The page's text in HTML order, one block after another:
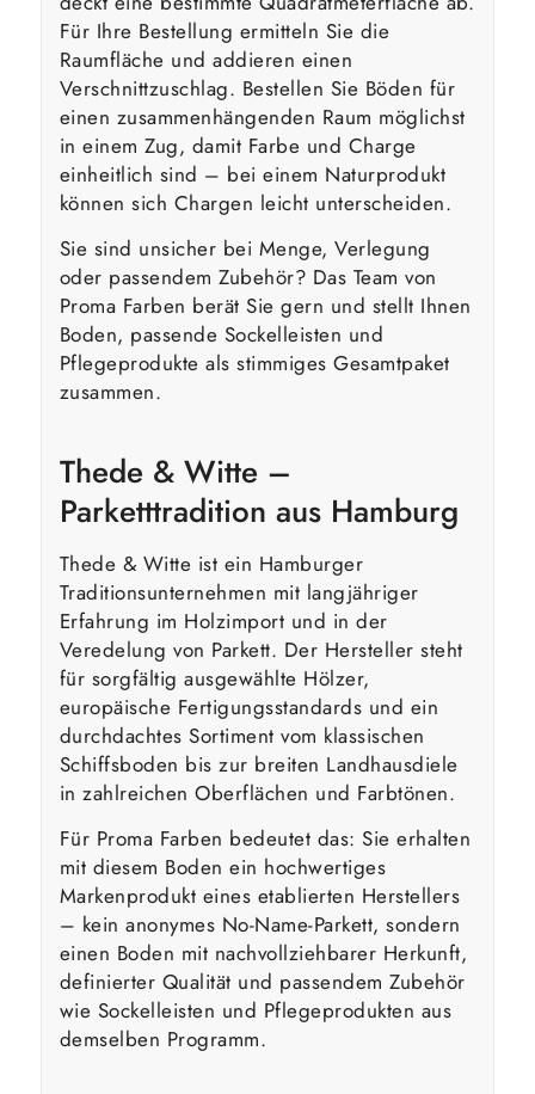
Für Ihre Bestellung ermitteln Sie die
Raumfläche und addieren einen
Verschnittzuschlag. Bestellen Sie Böden für
einen zusammenhängenden Raum möglichst
in einem Zug, damit Farbe und Charge
einheitlich sind – bei einem Naturprodukt
können sich Chargen leicht unterscheiden.
Sie sind unsicher bei Menge, Verlegung
oder passendem Zubehör? Das Team von
Proma Farben berät Sie gern und stellt Ihnen
Boden, passende Sockelleisten und
Pflegeprodukte als stimmiges Gesamtpaket
zusammen.
Thede & Witte –
Parketttradition aus Hamburg
Thede & Witte ist ein Hamburger
Traditionsunternehmen mit langjähriger
Erfahrung im Holzimport und in der
Veredelung von Parkett. Der Hersteller steht
für sorgfältig ausgewählte Hölzer,
europäische Fertigungsstandards und ein
durchdachtes Sortiment vom klassischen
Schiffsboden bis zur breiten Landhausdiele
in zahlreichen Oberflächen und Farbtönen.
Für Proma Farben bedeutet das: Sie erhalten
mit diesem Boden ein hochwertiges
Markenprodukt eines etablierten Herstellers
– kein anonymes No-Name-Parkett, sondern
einen Boden mit nachvollziehbarer Herkunft,
definierter Qualität und passendem Zubehör
wie Sockelleisten und Pflegeprodukten aus
demselben Programm.